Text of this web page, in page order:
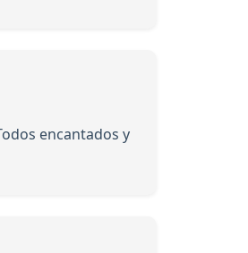
encantados y